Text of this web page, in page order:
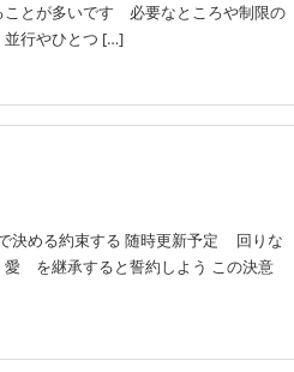
ことが多いです 必要なところや制限の
行やひとつ […]
決める約束する 随時更新予定 回りな
を継承すると誓約しよう この決意